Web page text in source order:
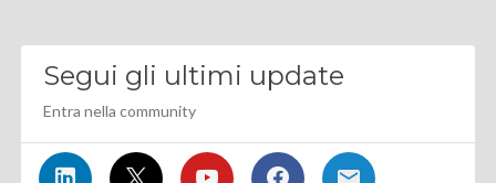
Segui gli ultimi update
Entra nella community